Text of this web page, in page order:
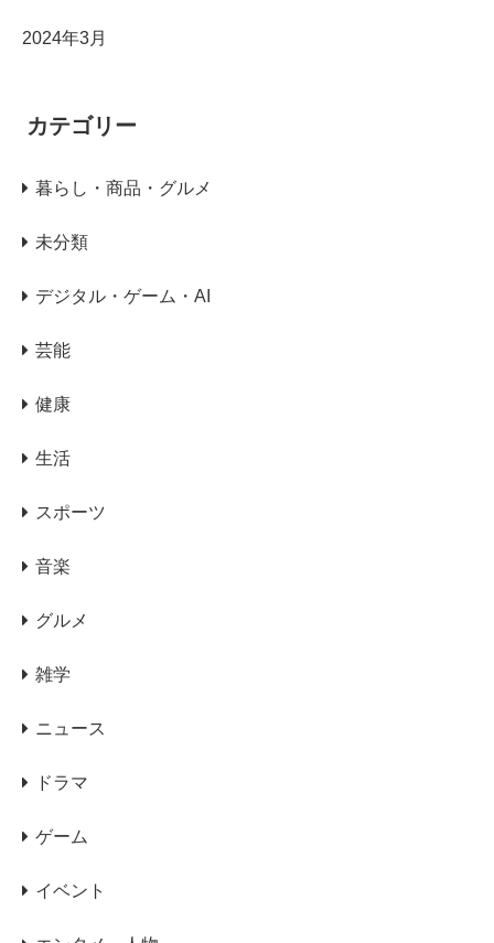
2024年3月
カテゴリー
暮らし・商品・グルメ
未分類
デジタル・ゲーム・AI
芸能
健康
生活
スポーツ
音楽
グルメ
雑学
ニュース
ドラマ
ゲーム
イベント